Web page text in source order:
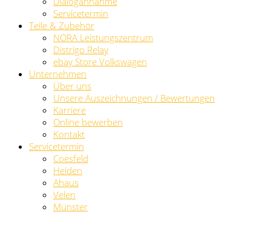
Servicetermin
Teile & Zubehör
NORA Leistungszentrum
Distrigo Relay
ebay Store Volkswagen
Unternehmen
Über uns
Unsere Auszeichnungen / Bewertungen
Karriere
Online bewerben
Kontakt
Servicetermin
Coesfeld
Heiden
Ahaus
Velen
Münster